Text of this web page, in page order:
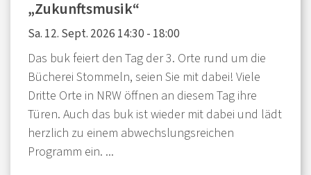
„Zukunftsmusik“
Sa. 12. Sept. 2026 14:30 - 18:00
Das buk feiert den Tag der 3. Orte rund um die
Bücherei Stommeln, seien Sie mit dabei! Viele
Dritte Orte in NRW öffnen an diesem Tag ihre
Türen. Auch das buk ist wieder mit dabei und lädt
herzlich zu einem abwechslungsreichen
Programm ein. ...